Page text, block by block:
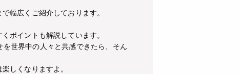
幅広くご紹介しております。
ポイントも解説しています。
世界中の人々と共感できたら、そん
しくなりますよ。